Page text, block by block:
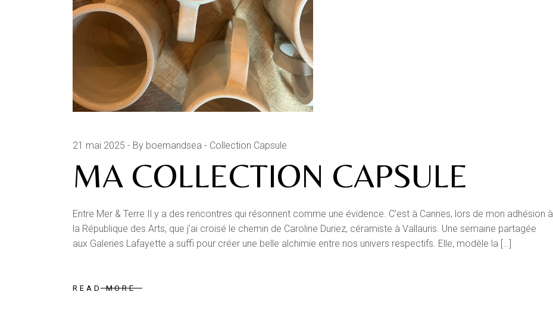
21 mai 2025 By boemandsea Collection Capsule
MA COLLECTION CAPSULE
Entre Mer & Terre Il y a des rencontres qui résonnent comme une évidence. C’est à Cannes, lors de mon adhésion à
la République des Arts, que j’ai croisé le chemin de Caroline Duriez, céramiste à Vallauris. Une semaine partagée
aux Galeries Lafayette a suffi pour créer une belle alchimie entre nos univers respectifs. Elle, modèle la […]
READ MORE